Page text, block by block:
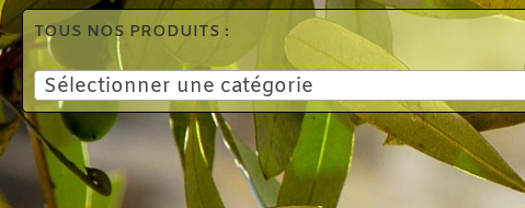
TOUS NOS PRODUITS :
Sélectionner une catégorie